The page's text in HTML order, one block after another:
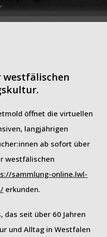
westfälischen
.
öffnet die virtuellen
langjährigen
ab sofort über
westfälischen
sammlung-online.lwl-
erkunden.
das seit über 60 Jahren
und Alltag in Westfalen